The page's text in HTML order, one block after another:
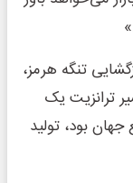
تنگه هرمز،
ترانزیت یک
بود، تولید